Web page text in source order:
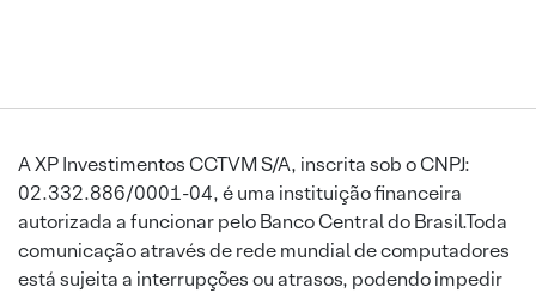
A XP Investimentos CCTVM S/A, inscrita sob o CNPJ:
02.332.886/0001-04, é uma instituição financeira
autorizada a funcionar pelo Banco Central do Brasil.Toda
comunicação através de rede mundial de computadores
está sujeita a interrupções ou atrasos, podendo impedir